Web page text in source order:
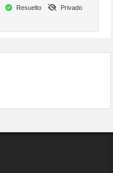
Resuelto
Privado